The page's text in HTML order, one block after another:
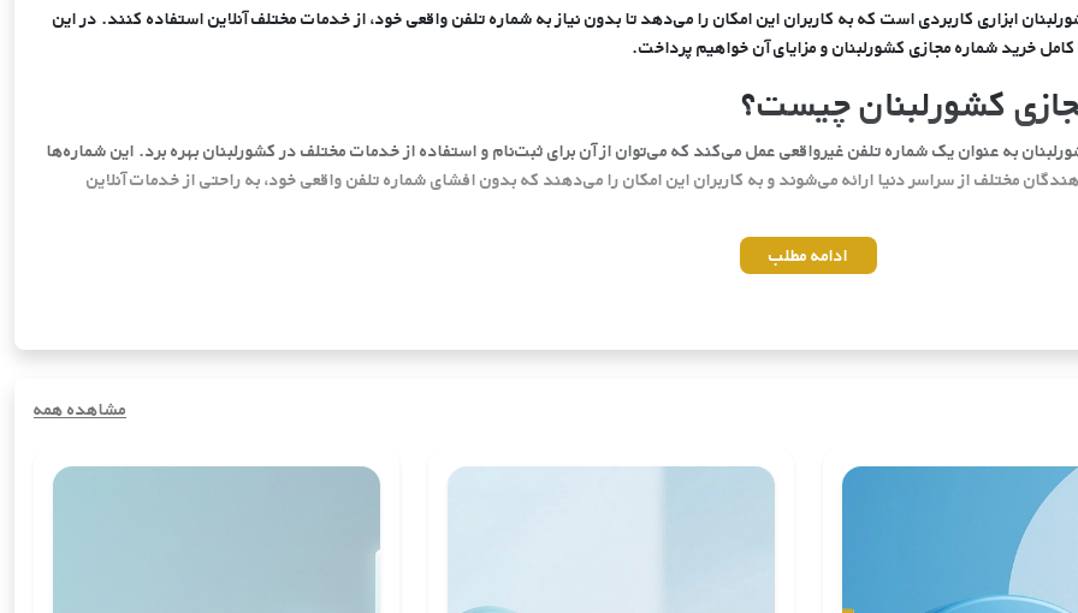
ابزاری کاربردی است که به کاربران این امکان را می‌دهد تا بدون نیاز به شماره تلفن واقعی خود، از خدمات مختلف آنلاین استفاده کنند. در این
کامل خرید شماره مجازی کشورلبنان و مزایای آن خواهیم پرداخت.
کشورلبنان چیست؟
به عنوان یک شماره تلفن غیرواقعی عمل می‌کند که می‌توان از آن برای ثبت‌نام و استفاده از خدمات مختلف در کشورلبنان بهره برد. این شماره‌ها
مختلف از سراسر دنیا ارائه می‌شوند و به کاربران این امکان را می‌دهند که بدون افشای شماره تلفن واقعی خود، به راحتی از خدمات آنلاین
است. با استفاده از این شماره‌ها، می‌توانید شماره تلفن واقعی خود را مخفی نگه دارید و از افشای آن جلوگیری کنید. این ویژگی برای کسانی که
در کشورلبنان ایجاد کنید. این ویژگی برای کسب‌وکارها، مدیران گروه‌ها یا افرادی که می‌خواهند حساب‌های شخصی و کاری خود را از هم تفکیک کنند،
ادامه مطلب
مشاهده همه